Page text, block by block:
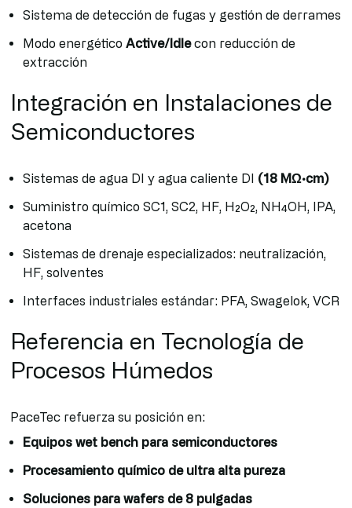
Sistema de detección de fugas y gestión de derrames
Modo energéticoActive/Idlecon reducción de
extracción
Integración en Instalaciones de
Semiconductores
Sistemas de agua DI y agua caliente DI (18 MΩ·cm)
Suministro químico SC1, SC2, HF, H₂O₂, NH₄OH, IPA,
acetona
Sistemas de drenaje especializados: neutralización,
HF, solventes
Interfaces industriales estándar: PFA, Swagelok, VCR
Referencia en Tecnología de
Procesos Húmedos
PaceTec refuerza su posición en:
Equipos wet bench para semiconductores
Procesamiento químico de ultra alta pureza
Soluciones para wafers de 8 pulgadas